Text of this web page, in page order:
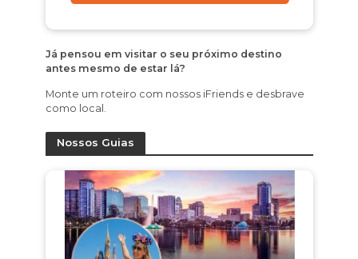
Já pensou em visitar o seu próximo destino
antes mesmo de estar lá?
Monte um roteiro com nossos iFriends e desbrave
como local.
Nossos Guias